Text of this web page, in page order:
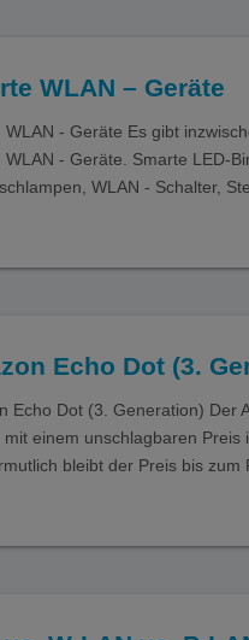
WLAN – Geräte
WLAN - Geräte Es gibt
WLAN - Geräte. Smarte LED-
WLAN - Schalter,
Echo Dot (3.
Echo Dot (3. Generation) Der
mit einem unschlagbaren Preis
bleibt der Preis bis